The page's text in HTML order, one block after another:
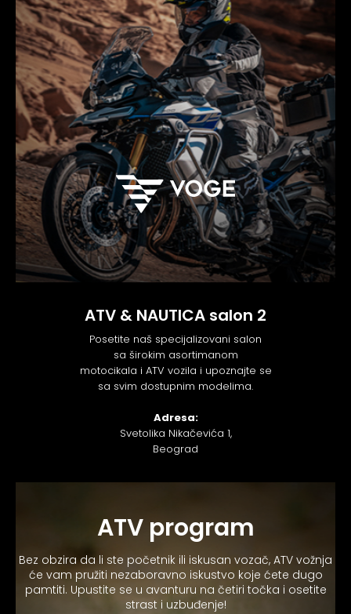
ATV & NAUTICA salon 2
Posetite naš specijalizovani salon
sa širokim asortimanom
motocikala i ATV vozila i upoznajte se
sa svim dostupnim modelima.
Adresa:
Svetolika Nikačevića 1,
Beograd
ATV program
Bez obzira da li ste početnik ili iskusan vozač, ATV vožnja
će vam pružiti nezaboravno iskustvo koje ćete dugo
pamtiti. Upustite se u avanturu na četiri točka i osetite
strast i uzbuđenje!